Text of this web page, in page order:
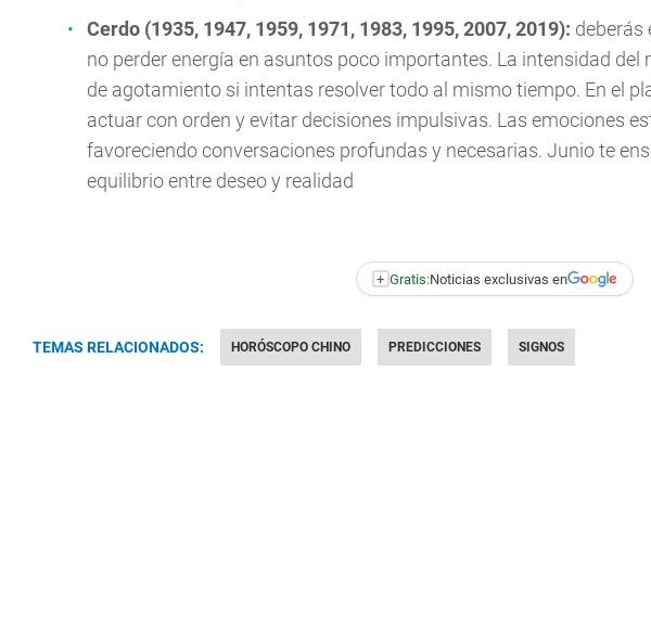
Cerdo (1935, 1947, 1959, 1971, 1983, 1995, 2007, 2019): deberás
no perder energía en asuntos poco importantes. La intensidad del
de agotamiento si intentas resolver todo al mismo tiempo. En el
actuar con orden y evitar decisiones impulsivas. Las emociones
favoreciendo conversaciones profundas y necesarias. Junio te
equilibrio entre deseo y realidad
+ Gratis:Noticias exclusivas en
TEMAS RELACIONADOS: HORÓSCOPO CHINO PREDICCIONES SIGNOS